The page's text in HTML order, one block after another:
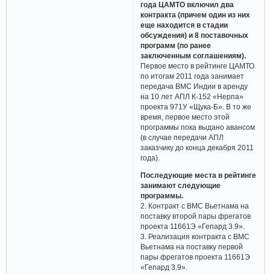
года ЦАМТО включил два
контракта (причем один из них
еще находится в стадии
обсуждения) и 8 поставочных
программ (по ранее
заключенным соглашениям).
Первое место в рейтинге ЦАМТО
по итогам 2011 года занимает
передача ВМС Индии в аренду
на 10 лет АПЛ К-152 «Нерпа»
проекта 971У «Щука-Б». В то же
время, первое место этой
программы пока выдано авансом
(в случае передачи АПЛ
заказчику до конца декабря 2011
года).
Последующие места в рейтинге
занимают следующие
программы.
2. Контракт с ВМС Вьетнама на
поставку второй пары фрегатов
проекта 11661Э «Гепард 3.9».
3. Реализация контракта с ВМС
Вьетнама на поставку первой
пары фрегатов проекта 11661Э
«Гепард 3.9».